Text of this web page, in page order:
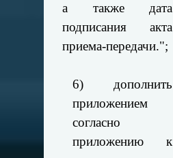
а также дата
подписания акта
приема-передачи.";
6) дополнить
приложением
согласно
приложению к